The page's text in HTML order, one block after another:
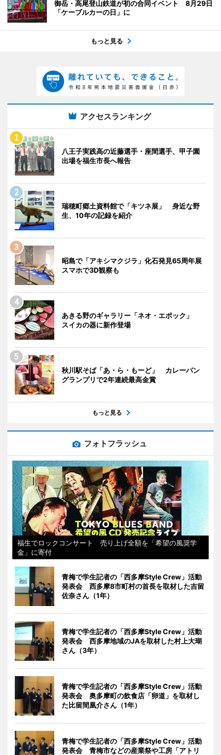
御岳・高尾登山鉄道が初の合同イベント 8月29日
「ケーブルカーの日」に
もっと見る
アクセスランキング
八王子実践高の近藤選手・座間選手、甲子園
出場を福生市長へ報告
瑞穂町郷土資料館で「キツネ展」 身近な野
生、10年の記録を紹介
昭島で「アキシマクジラ」化石発見65周年展
スマホで3D観察も
あきる野のギャラリー「ネオ・エポック」
スイカの器に新作登場
秋川駅そば「あ・ら・もーど」 カレーパン
グランプリで2年連続最高金賞
もっと見る
フォトフラッシュ
福生でロックコンサート 売り上げ全額を「希望の風奨学
金」に寄付
青梅で学生記者の「西多摩Style Crew」活動
発表会 西多摩8市町村の首長を取材した吉留
佐奈さん（1年）
青梅で学生記者の「西多摩Style Crew」活動
発表会 西多摩地域のJAを取材した村上大瑚
さん（3年）
青梅で学生記者の「西多摩Style Crew」活動
発表会 奥多摩町の飲食店「卵道」を取材し
た比留間凰介さん（1年）
青梅で学生記者の「西多摩Style Crew」活動
発表会 青梅市などの産業祭や工房「アトリ